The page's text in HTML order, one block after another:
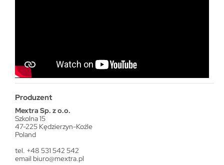
Produzent
Mextra Sp. z o.o.
Szkolna 15
47-225 Kędzierzyn-Koźle
Poland
tel. +48 531 542 542
email biuro@mextra.pl